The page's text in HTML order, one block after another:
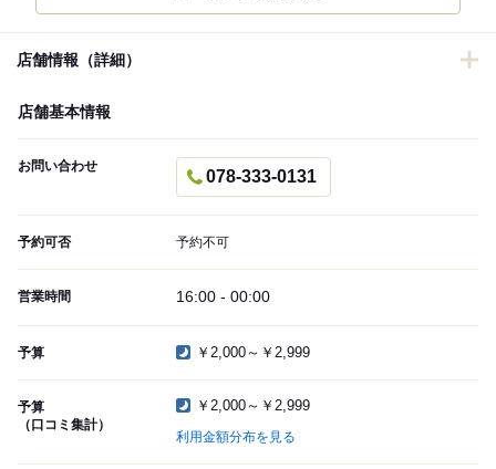
店舗情報（詳細）
店舗基本情報
お問い合わせ
078-333-0131
予約可否 予約不可
営業時間 16:00 - 00:00
予算 ￥2,000～￥2,999
予算
（口コミ集計）
￥2,000～￥2,999
利用金額分布を見る